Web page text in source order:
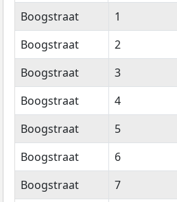
Straatnaam
Boogstraat 1
Boogstraat
2
Boogstraat
3
Boogstraat
4
Boogstraat
5
Boogstraat
6
Boogstraat
7